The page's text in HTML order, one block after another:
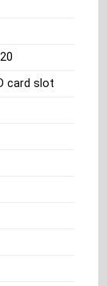
card slot